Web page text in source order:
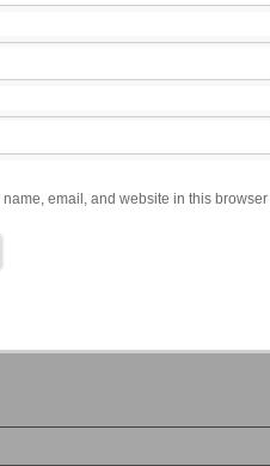
name, email, and website in this